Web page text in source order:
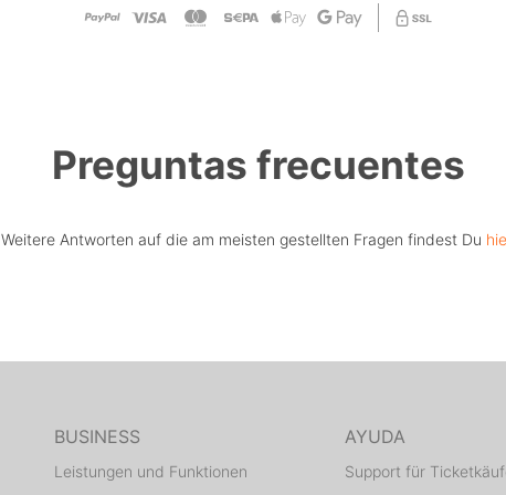
Preguntas frecuentes
Weitere Antworten auf die am meisten gestellten Fragen findest Du
BUSINESS
Leistungen und Funktionen
AYUDA
Support für